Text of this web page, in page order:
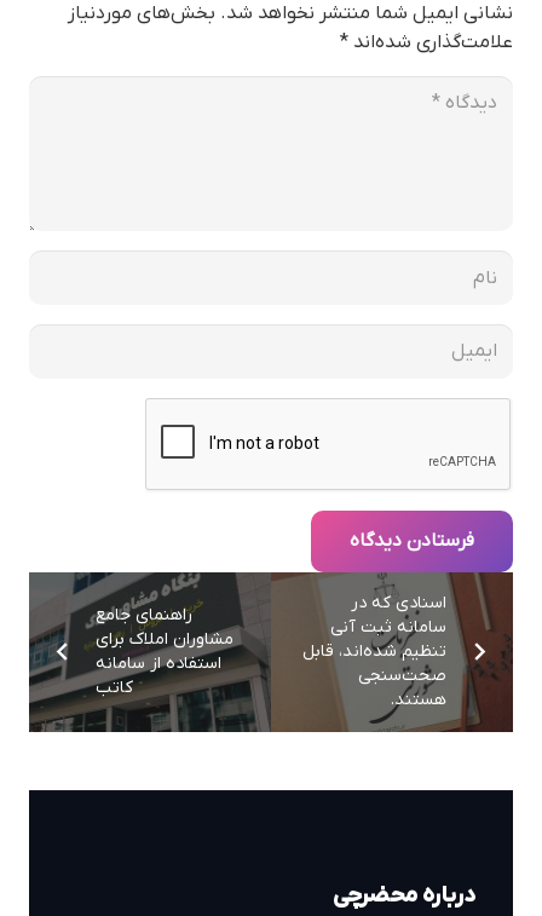
نشانی ایمیل شما منتشر نخواهد شد. بخش‌های موردنیاز
علامت‌گذاری شده‌اند *
فرستادن دیدگاه
راهنمای جامع
مشاوران املاک برای
استفاده از سامانه
کاتب
اسنادی که در
سامانه ثبت آنی
تنظیم شده‌اند، قابل
صحت‌سنجی
هستند.
درباره محضرچی